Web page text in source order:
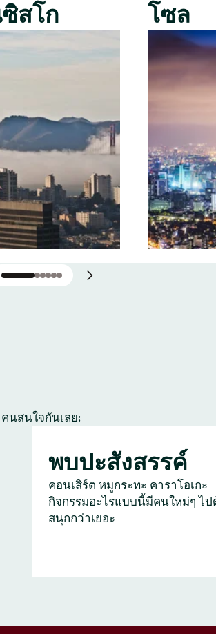
สโก โซล
นสนใจกันเลย:
พบปะสังสรรค์
คอนเสิร์ต หมูกระทะ คาราโอเกะ
กิจกรรมอะไรแบบนี้มีคนใหม่ๆ ไป
สนุกกว่าเยอะ